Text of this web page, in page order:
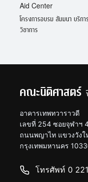
Aid Center
โครงการอบรม สัมมนา บริการ
วิชาการ
คณะนิติศาสตร์
อาคารเทพทวาราวดี
เลขที่ 254 ซอยจุฬาฯ
ถนนพญาไท แขวงวัง
กรุงเทพมหานคร
โทรศัพท์ 0